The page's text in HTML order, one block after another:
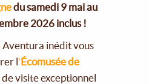
du samedi 9 mai au
2026 inclus !
Aventura inédit vous
l'Écomusée de
de visite exceptionnel